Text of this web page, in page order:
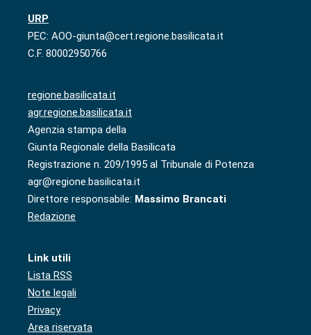
URP
PEC: AOO-giunta@cert.regione.basilicata.it
C.F. 80002950766
regione.basilicata.it
agr.regione.basilicata.it
Agenzia stampa della
Giunta Regionale della Basilicata
Registrazione n. 209/1995 al Tribunale di Potenza
agr@regione.basilicata.it
Direttore responsabile: Massimo Brancati
Redazione
Link utili
Lista RSS
Note legali
Privacy
Area riservata